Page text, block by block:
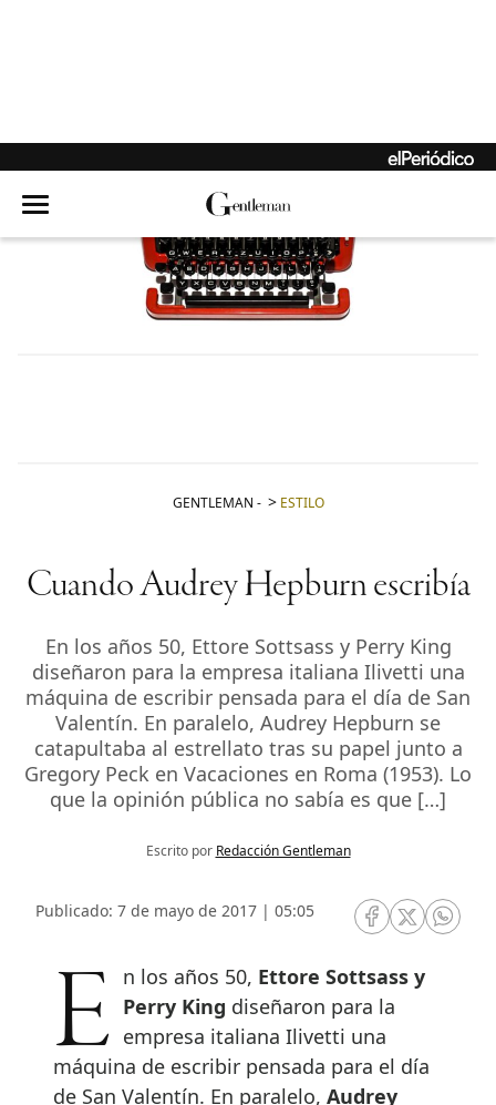
GENTLEMAN - ESTILO
Cuando Audrey Hepburn escribía
En los años 50, Ettore Sottsass y Perry King
diseñaron para la empresa italiana Ilivetti una
máquina de escribir pensada para el día de San
Valentín. En paralelo, Audrey Hepburn se
catapultaba al estrellato tras su papel junto a
Gregory Peck en Vacaciones en Roma (1953). Lo
que la opinión pública no sabía es que […]
Escrito por Redacción Gentleman
Publicado: 7 de mayo de 2017 | 05:05
RRSS Facebook
RRSSRRSS
En los años 50, Ettore Sottsass y
Perry King diseñaron para la
empresa italiana Ilivetti una
máquina de escribir pensada para el día
de San Valentín. En paralelo, Audrey